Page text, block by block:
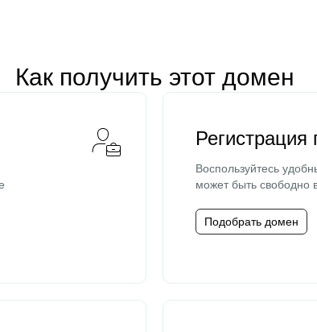
Как получить этот домен
Воспользуйтесь
может быть свободно
Подобрать домен